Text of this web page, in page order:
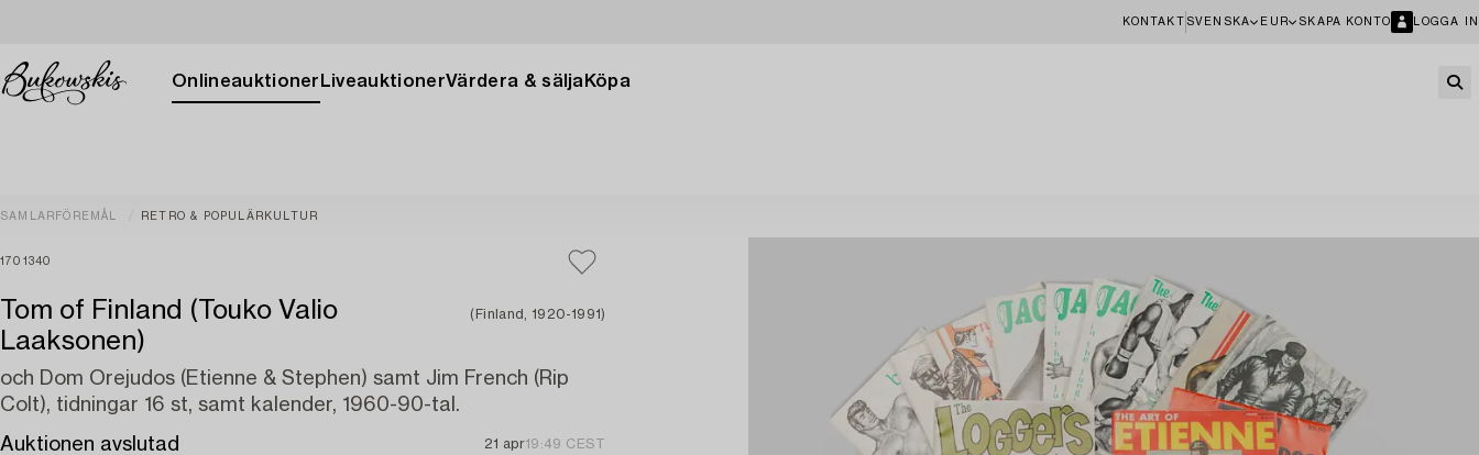
KONTAKT SVENSKA EUR SKAPA KONTO LOGGA IN
Onlineauktioner LiveauktionerVärdera & sälja Köpa
SAMLARFÖREMÅL RETRO & POPULÄRKULTUR
1701340
Tom of Finland (Touko Valio
Laaksonen)
(Finland, 1920-1991)
och Dom Orejudos (Etienne & Stephen) samt Jim French (Rip
Colt), tidningar 16 st, samt kalender, 1960-90-tal.
Auktionen avslutad
21 apr19:49 CEST